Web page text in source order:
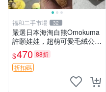
福和二手市場 32
嚴選日本海淘白熊Omokuma
許願娃娃，超萌可愛毛絨公仔
推薦收藏 白熊 Omokuma 毛
絨玩具 偽裝娃娃 玩具擺飾
$470 88折
折扣碼